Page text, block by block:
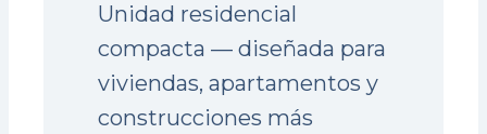
Unidad residencial
compacta — diseñada para
viviendas, apartamentos y
construcciones más